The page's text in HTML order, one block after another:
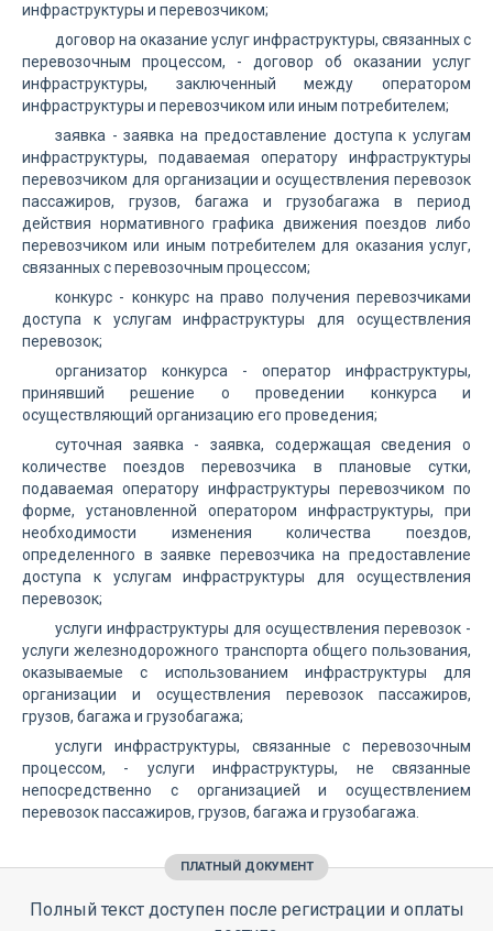
инфраструктуры и перевозчиком;
договор на оказание услуг инфраструктуры, связанных с
перевозочным процессом, - договор об оказании услуг
инфраструктуры, заключенный между оператором
инфраструктуры и перевозчиком или иным потребителем;
заявка - заявка на предоставление доступа к услугам
инфраструктуры, подаваемая оператору инфраструктуры
перевозчиком для организации и осуществления перевозок
пассажиров, грузов, багажа и грузобагажа в период
действия нормативного графика движения поездов либо
перевозчиком или иным потребителем для оказания услуг,
связанных с перевозочным процессом;
конкурс - конкурс на право получения перевозчиками
доступа к услугам инфраструктуры для осуществления
перевозок;
организатор конкурса - оператор инфраструктуры,
принявший решение о проведении конкурса и
осуществляющий организацию его проведения;
суточная заявка - заявка, содержащая сведения о
количестве поездов перевозчика в плановые сутки,
подаваемая оператору инфраструктуры перевозчиком по
форме, установленной оператором инфраструктуры, при
необходимости изменения количества поездов,
определенного в заявке перевозчика на предоставление
доступа к услугам инфраструктуры для осуществления
перевозок;
услуги инфраструктуры для осуществления перевозок -
услуги железнодорожного транспорта общего пользования,
оказываемые с использованием инфраструктуры для
организации и осуществления перевозок пассажиров,
грузов, багажа и грузобагажа;
услуги инфраструктуры, связанные с перевозочным
процессом, - услуги инфраструктуры, не связанные
непосредственно с организацией и осуществлением
перевозок пассажиров, грузов, багажа и грузобагажа.
ПЛАТНЫЙ ДОКУМЕНТ
Полный текст доступен после регистрации и оплаты